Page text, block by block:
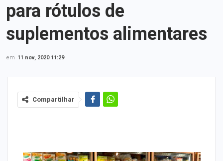
para rótulos de
suplementos alimentares
em 11 nov, 2020 11:29
Compartilhar